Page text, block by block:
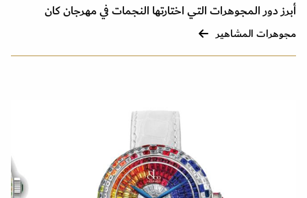
أبرز دور المجوهرات التي اختارتها النجمات في مهرجان كان
مجوهرات المشاهير